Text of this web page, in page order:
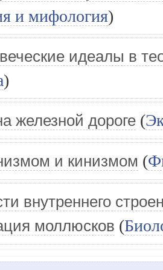
и мифология)
идеалы в
)
железной дороге (
и кинизмом (
внутреннего
моллюсков (